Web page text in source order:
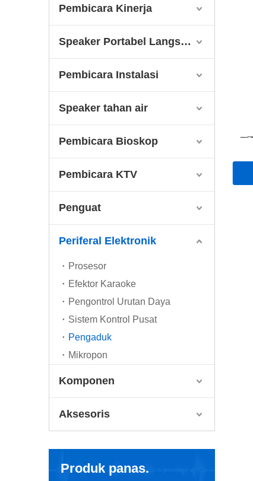
Pembicara Kinerja
Speaker Portabel Langsung
Pembicara Instalasi
Speaker tahan air
Pembicara Bioskop
Pembicara KTV
Penguat
Periferal Elektronik
Prosesor
Efektor Karaoke
Pengontrol Urutan Daya
Sistem Kontrol Pusat
Pengaduk
Mikropon
Komponen
Aksesoris
Produk panas.